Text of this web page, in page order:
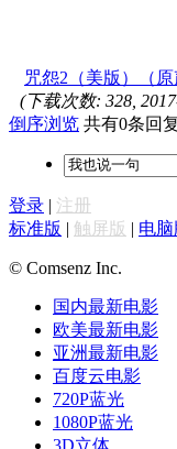
咒怨2（美版）（原
(下载次数: 328,
倒序浏览 共有0条回复
登录 | 注册
标准版 | 触屏版 | 电脑
© Comsenz Inc.
国内最新电影
欧美最新电影
亚洲最新电影
百度云电影
720P蓝光
1080P蓝光
3D立体